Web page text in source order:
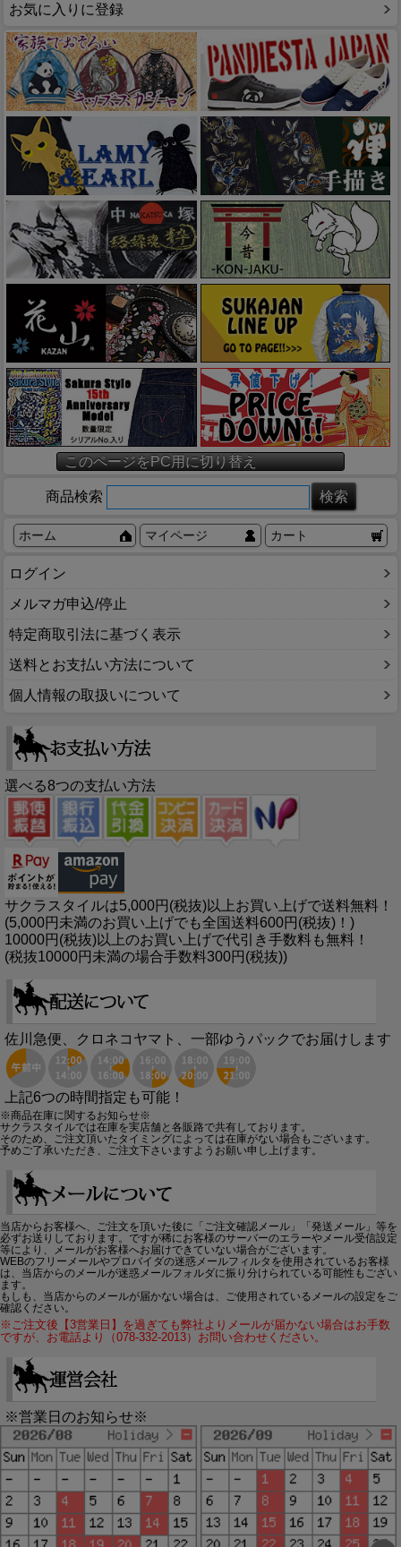
お気に入りに登録
このページをPC用に切り替え
商品検索
ホーム マイページ カート
ログイン
メルマガ申込/停止
特定商取引法に基づく表示
送料とお支払い方法について
個人情報の取扱いについて
選べる8つの支払い方法
サクラスタイルは5,000円(税抜)以上お買い上げで送料無料！
(5,000円未満のお買い上げでも全国送料600円(税抜)！)
10000円(税抜)以上のお買い上げで代引き手数料も無料！
(税抜10000円未満の場合手数料300円(税抜))
佐川急便、クロネコヤマト、一部ゆうパックでお届けします
上記6つの時間指定も可能！
※商品在庫に関するお知らせ※
サクラスタイルでは在庫を実店舗と各販路で共有しております。
そのため、ご注文頂いたタイミングによっては在庫がない場合もございます。
予めご了承いただき、ご注文下さいますようお願い申し上げます。
当店からお客様へ、ご注文を頂いた後に「ご注文確認メール」「発送メール」等を
必ずお送りしております。ですが稀にお客様のサーバーのエラーやメール受信設定
等により、メールがお客様へお届けできていない場合がございます。
WEBのフリーメールやプロバイダの迷惑メールフィルタを使用されているお客様
は、当店からのメールが迷惑メールフォルダに振り分けられている可能性もござい
ます。
もしも、当店からのメールが届かない場合は、ご使用されているメールの設定をご
確認ください。
※ご注文後【3営業日】を過ぎても弊社よりメールが届かない場合はお手数
ですが、お電話より（078-332-2013）お問い合わせください。
※営業日のお知らせ※